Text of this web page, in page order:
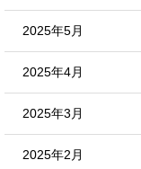
2025年5月
2025年4月
2025年3月
2025年2月